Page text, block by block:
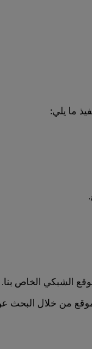
ما يلي:
الشبكي الخاص بنا.
من خلال البحث